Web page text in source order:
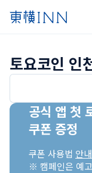
토요코인 인
공식 앱 첫
쿠폰 증정
쿠폰 사용법 안내
※ 캠페인은 예